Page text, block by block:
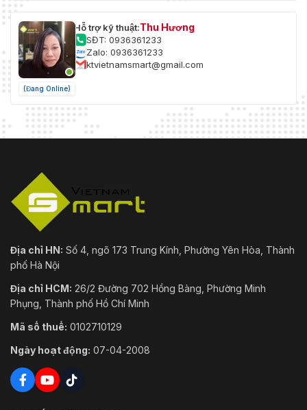
(Đang Online)
Hỗ trợ kỹ thuật:Thu Hương
SĐT: 0936361233
Zalo: 0936361233
ktvietnamsmart@gmail.com
Địa chỉ HN: Số 4, ngõ 173 Trung Kính, Phường Yên Hòa, Thành
phố Hà Nội
Địa chỉ HCM: 26/2 Đường 702 Hồng Bàng, Phường Minh
Phụng, Thành phố Hồ Chí Minh
Mã số thuế: 0102710129
Ngày hoạt động: 07-04-2008